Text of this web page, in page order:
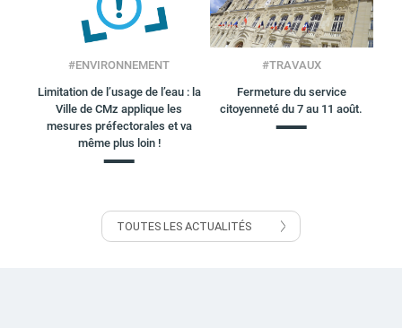
#ENVIRONNEMENT
Limitation de l’usage de l’eau : la
Ville de CMz applique les
mesures préfectorales et va
même plus loin !
#TRAVAUX
Fermeture du service
citoyenneté du 7 au 11 août.
TOUTES LES ACTUALITÉS